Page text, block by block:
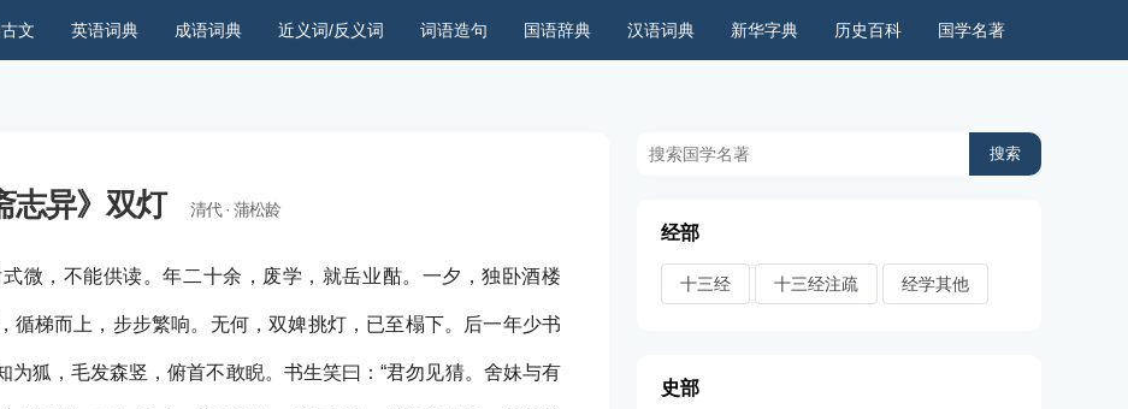
国学名著
历史百科
新华字典
汉语词典
国语辞典
词语造句
近义词/反义词
成语词典
英语词典
文
志异》双灯 清代 · 蒲松龄
微，不能供读。年二十余，废学，就岳业酤。一夕，独卧酒楼
循梯而上，步步繁响。无何，双婢挑灯，已至榻下。后一年少书
狐，毛发森竖，俯首不敢睨。书生笑曰：“君勿见猜。舍妹与有
经部
十三经 十三经注疏 经学其他
史部